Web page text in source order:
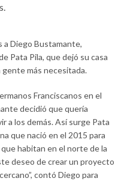
a Diego Bustamante,
Pata Pila, que dejó su casa
gente más necesitada.
Franciscanos en el
decidió que quería
a los demás. Así surge Pata
que nació en el 2015 para
habitan en el norte de la
deseo de crear un proyecto
contó Diego para